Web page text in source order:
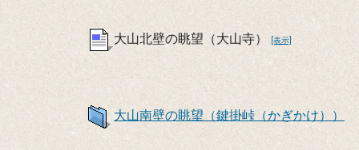
大山北壁の眺望（大山寺） [表示]
大山南壁の眺望（鍵掛峠（かぎかけ））